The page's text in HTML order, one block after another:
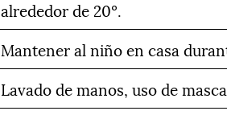
alrededor de 20º.
Mantener al niño en casa
Lavado de manos, uso de